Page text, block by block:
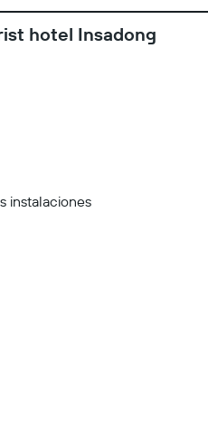
hotel Insadong
instalaciones